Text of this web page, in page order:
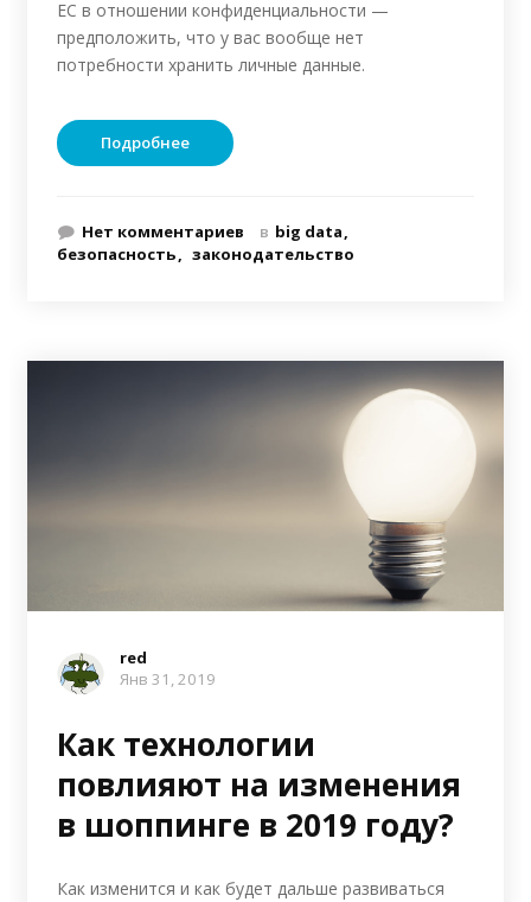
ЕС в отношении конфиденциальности —
предположить, что у вас вообще нет
потребности хранить личные данные.
Подробнее
Нет комментариев в big data
безопасность
законодательство
red
Янв 31, 2019
Как технологии
повлияют на изменения
в шоппинге в 2019 году?
Как изменится и как будет дальше развиваться